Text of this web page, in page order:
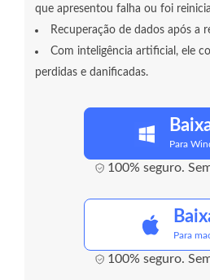
que apresentou falha ou foi
Recuperação de dados após a
Com inteligência artificial, ele
perdidas e danificadas.
Para
100% seguro.
Para
100% seguro.